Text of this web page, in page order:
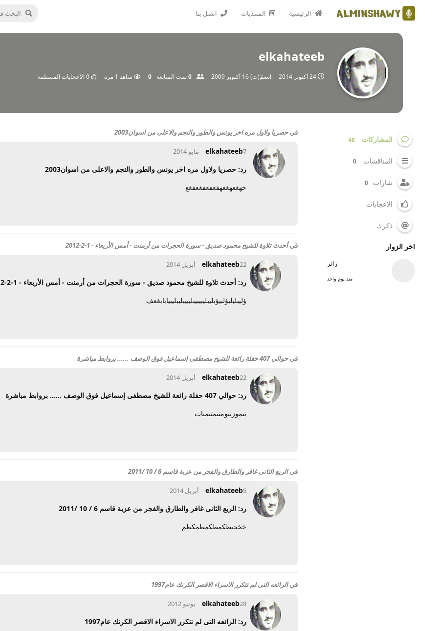
الرئيسية المنتديات اتصل بنا
elkahateeb
24 أكتوبر 2014 انضمّ(ت)16 أكتوبر 2009 0تمت المتابعة 0 شاهد 1 مرة 0الأعجابات المستلمة
المشاركات 48
المناقشات 0
شارات 0
الاعجابات
ذكرك
اخر الزوار
زائر
منذ يوم واحد
فيحصريا ولاول مره اخر يونس والطور والنجم والاعلى من اسوان2003
elkahateeb7 مايو 2014
رد: حصريا ولاول مره اخر يونس والطور والنجم والاعلى من اسوان2003
خهغعهغعهفعفعفغعفغع
فيأحدث تلاوة للشيخ محمود صديق - سورة الحجرات من أرمنت - أمس الأربعاء - 1-2-2012
elkahateeb22 أبريل 2014
رد: أحدث تلاوة للشيخ محمود صديق - سورة الحجرات من أرمنت - أمس الأربعاء - 1-2-2012
ؤليبليلبؤلبيؤبليبليبيبيبليبيبليبليبيابابغعف
فيحوالي 407 حفلة رائعة للشيخ مصطفى إسماعيل فوق الوصف ...... بروابط مباشرة
elkahateeb22 أبريل 2014
رد: حوالي 407 حفلة رائعة للشيخ مصطفى إسماعيل فوق الوصف ...... بروابط مباشرة
نىموزتنومتنمتنمنات
فيالربع الثانى غافر والطارق والفجر من عزبة قاسم 6 / 10 /2011
elkahateeb5 أبريل 2014
رد: الربع الثانى غافر والطارق والفجر من عزبة قاسم 6 / 10 /2011
خخحنطكمطكمطمكطم
فيالرائعه التى لم تتكرر الاسراء الاقصر الكرنك عام1997
elkahateeb28 يونيو 2012
رد: الرائعه التى لم تتكرر الاسراء الاقصر الكرنك عام1997